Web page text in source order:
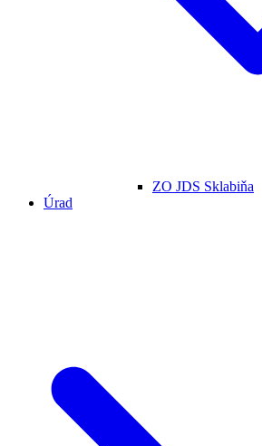
ZO JDS Sklabiňa
Úrad